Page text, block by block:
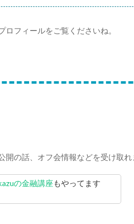
ロフィールをご覧くださいね。
の話、オフ会情報などを受け取れ
の金融講座 もやってます